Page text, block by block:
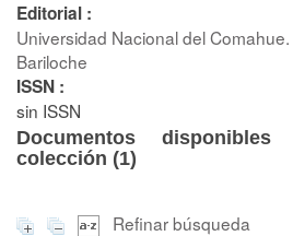
Editorial :
Universidad Nacional del
Bariloche
ISSN :
sin ISSN
Documentos
colección (1)
Refinar búsqueda